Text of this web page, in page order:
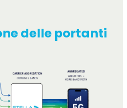
All Productsdelle portanti